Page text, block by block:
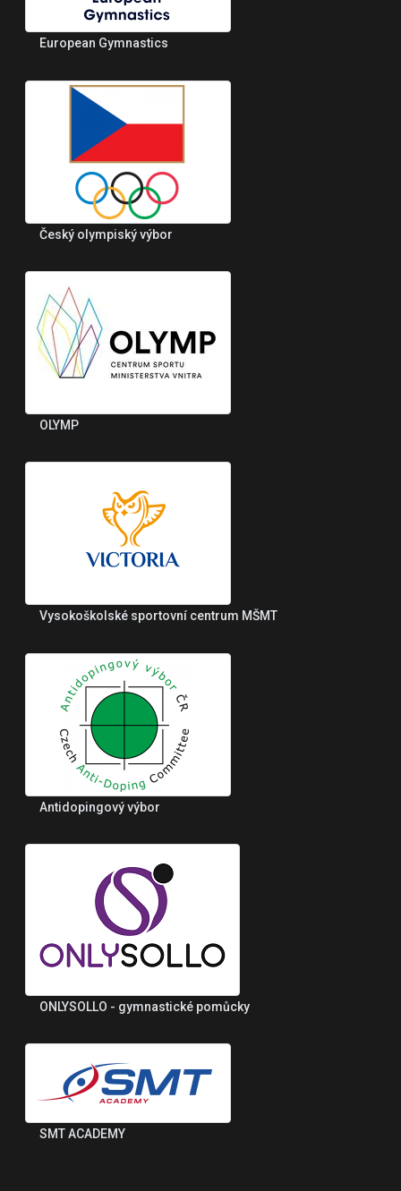
European Gymnastics
Český olympiský výbor
OLYMP
Vysokoškolské sportovní centrum MŠMT
Antidopingový výbor
ONLYSOLLO - gymnastické pomůcky
SMT ACADEMY